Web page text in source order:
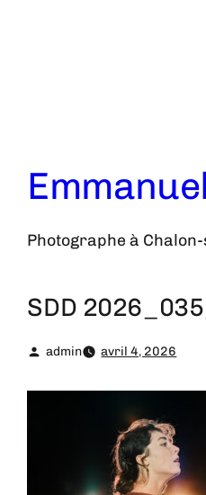
Photographe à
SDD
admin avril 4, 2026